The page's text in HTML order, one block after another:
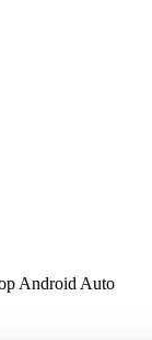
Android Auto